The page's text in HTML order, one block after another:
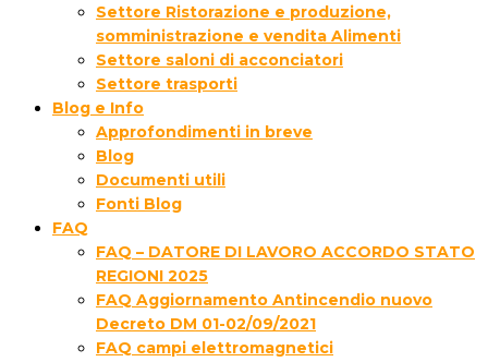
Settore Ristorazione e produzione,
somministrazione e vendita Alimenti
Settore saloni di acconciatori
Settore trasporti
Blog e Info
Approfondimenti in breve
Blog
Documenti utili
Fonti Blog
FAQ
FAQ – DATORE DI LAVORO ACCORDO STATO
REGIONI 2025
FAQ Aggiornamento Antincendio nuovo
Decreto DM 01-02/09/2021
FAQ campi elettromagnetici